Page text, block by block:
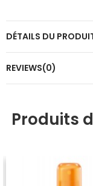
DÉTAILS DU
REVIEWS(0)
Produits